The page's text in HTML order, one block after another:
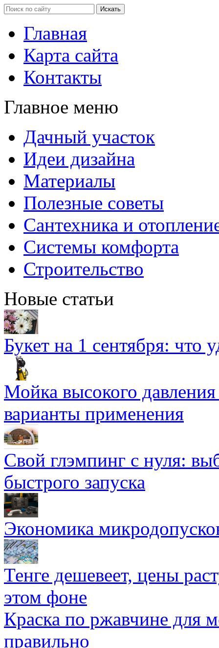
Главная
Карта сайта
Контакты
Главное меню
Дачный участок
Идеи дизайна
Материалы
Полезные советы
Сантехника и
Системы комфорта
Строительство
Новые статьи
Букет на 1 сентября: что
Мойка высокого
варианты применения
Свой глэмпинг с нуля:
быстрого запуска
Экономика
Тенге дешевеет, цены
этом фоне
Краска по ржавчине для
правильно